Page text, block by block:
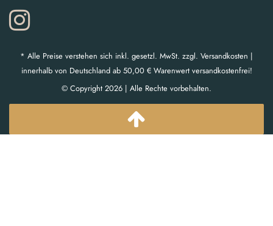
* Alle Preise verstehen sich inkl. gesetzl. MwSt. zzgl. Versandkosten |
innerhalb von Deutschland ab 50,00 € Warenwert versandkostenfrei!
© Copyright 2026 | Alle Rechte vorbehalten.